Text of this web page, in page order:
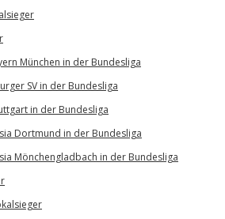
München in der Bundesliga
SV in der Bundesliga
in der Bundesliga
Dortmund in der Bundesliga
Mönchengladbach in der Bundesliga